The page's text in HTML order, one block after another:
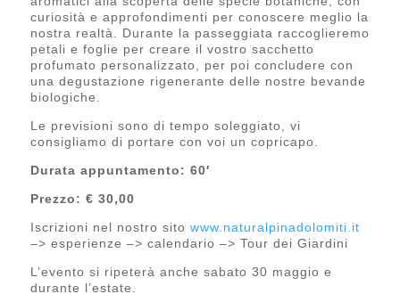
curiosità e approfondimenti per conoscere meglio la
nostra realtà. Durante la passeggiata raccoglieremo
petali e foglie per creare il vostro sacchetto
profumato personalizzato, per poi concludere con
una degustazione rigenerante delle nostre bevande
biologiche.
Le previsioni sono di tempo soleggiato, vi
consigliamo di portare con voi un copricapo.
Durata appuntamento: 60′
Prezzo: € 30,00
Iscrizioni nel nostro sito www.naturalpinadolomiti.it
–> esperienze –> calendario –> Tour dei Giardini
L’evento si ripeterà anche sabato 30 maggio e
durante l’estate.